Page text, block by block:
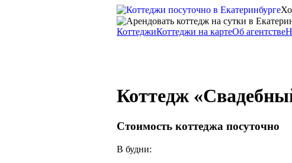
КоттеджиКоттеджи на картеОб агентстве
Коттедж
Стоимость коттеджа посуточно
В будни: